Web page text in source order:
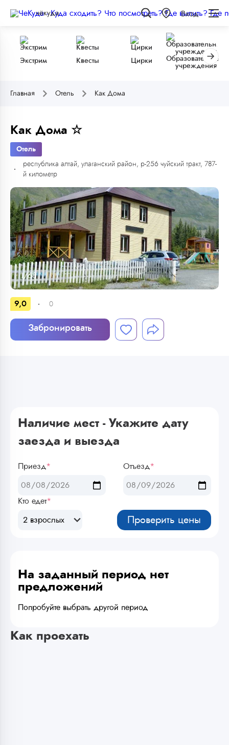
чёкуда Вход
Экстрим Квесты Цирки
Образовательные
учреждения
Главная Отель Как Дома
Как Дома ☆
Отель
республика алтай, улаганский район, р-256 чуйский тракт, 787-
й километр
1/68
9,0 0
Забронировать
Наличие мест - Укажите дату
заезда и выезда
Приезд* Отъезд*
Кто едет*
2 взрослых Проверить цены
На заданный период нет
предложений
Попробуйте выбрать другой период
Как проехать